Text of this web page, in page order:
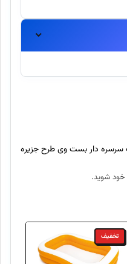
مستقیماً از برندهای معتبر
سرسره دار بست وی طرح جزیره
خود شوید.
تخفیف